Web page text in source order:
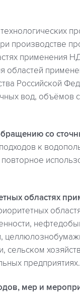
производстве
применения
Российской
вод, объёмов
со
к
областях
предприятиях.
мер и